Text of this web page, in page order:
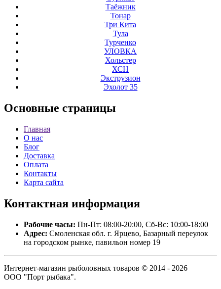
Таёжник
Тонар
Три Кита
Тула
Турченко
УЛОВКА
Хольстер
ХСН
Экструзион
Эхолот 35
Основные страницы
Главная
О нас
Блог
Доставка
Оплата
Контакты
Карта сайта
Контактная информация
Рабочие часы: Пн-Пт: 08:00-20:00, Сб-Вс: 10:00-18:00
Адрес: Смоленская обл. г. Ярцево, Базарный переулок
на городском рынке, павильон номер 19
Интернет-магазин рыболовных товаров © 2014 - 2026
ООО "Порт рыбака".